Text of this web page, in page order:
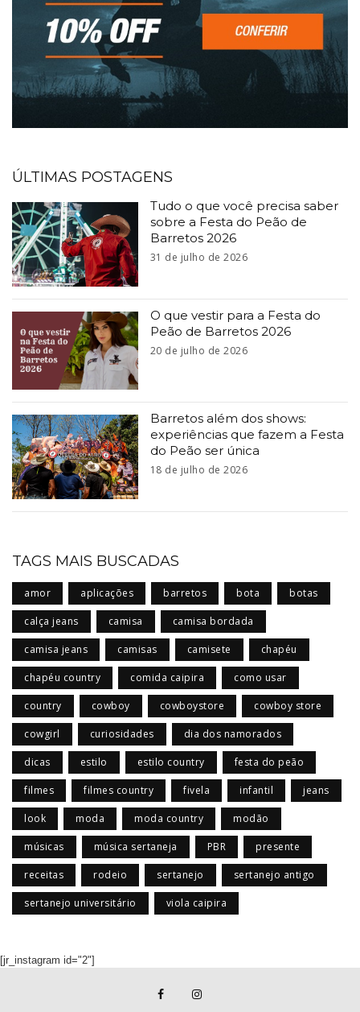
ÚLTIMAS POSTAGENS
Tudo o que você precisa saber
sobre a Festa do Peão de
Barretos 2026
31 de julho de 2026
O que vestir para a Festa do
Peão de Barretos 2026
20 de julho de 2026
Barretos além dos shows:
experiências que fazem a Festa
do Peão ser única
18 de julho de 2026
TAGS MAIS BUSCADAS
amor aplicações barretos bota botas
calça jeans camisa camisa bordada
camisa jeans camisas camisete chapéu
chapéu country comida caipira como usar
country cowboy cowboystore cowboy store
cowgirl curiosidades dia dos namorados
dicas estilo estilo country festa do peão
filmes filmes country fivela infantil jeans
look moda moda country modão
músicas música sertaneja PBR presente
receitas rodeio sertanejo sertanejo antigo
sertanejo universitário viola caipira
[jr_instagram id="2"]